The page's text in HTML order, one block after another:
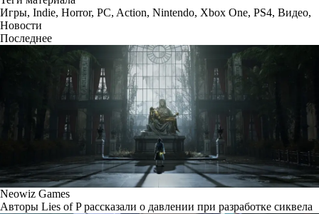
Игры, Indie, Horror, PC, Action, Nintendo, Xbox One, PS4, Видео,
Новости
Последнее
Neowiz Games
Авторы Lies of P рассказали о давлении при разработке сиквела